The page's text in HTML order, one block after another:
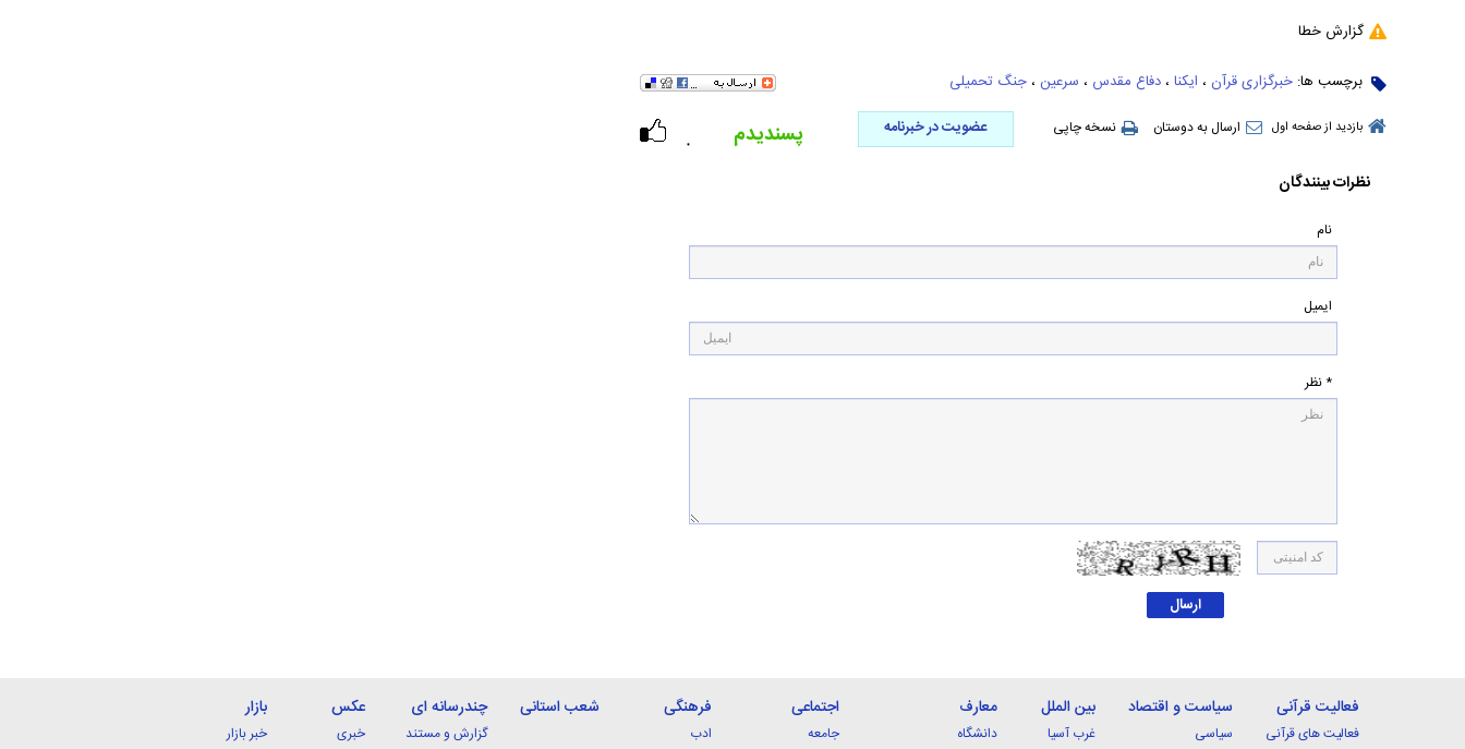
گزارش خطا
برچسب ها: خبرگزاری قرآن ، ایکنا ، دفاع مقدس ، سرعین ، جنگ تحمیلی
بازدید از صفحه اول ارسال به دوستان نسخه چاپی عضویت در خبرنامه
۰ پسندیدم
نظرات بینندگان
نام
ایمیل
* نظر
فعالیت قرآنی
فعالیت های قرآنی
سیاست و اقتصاد
سیاسی
بین الملل
غرب آسیا
معارف
دانشگاه
اجتماعی
جامعه
فرهنگی
ادب
شعب استانی چندرسانه ای
گزارش و مستند
عکس
خبری
بازار
خبر بازار